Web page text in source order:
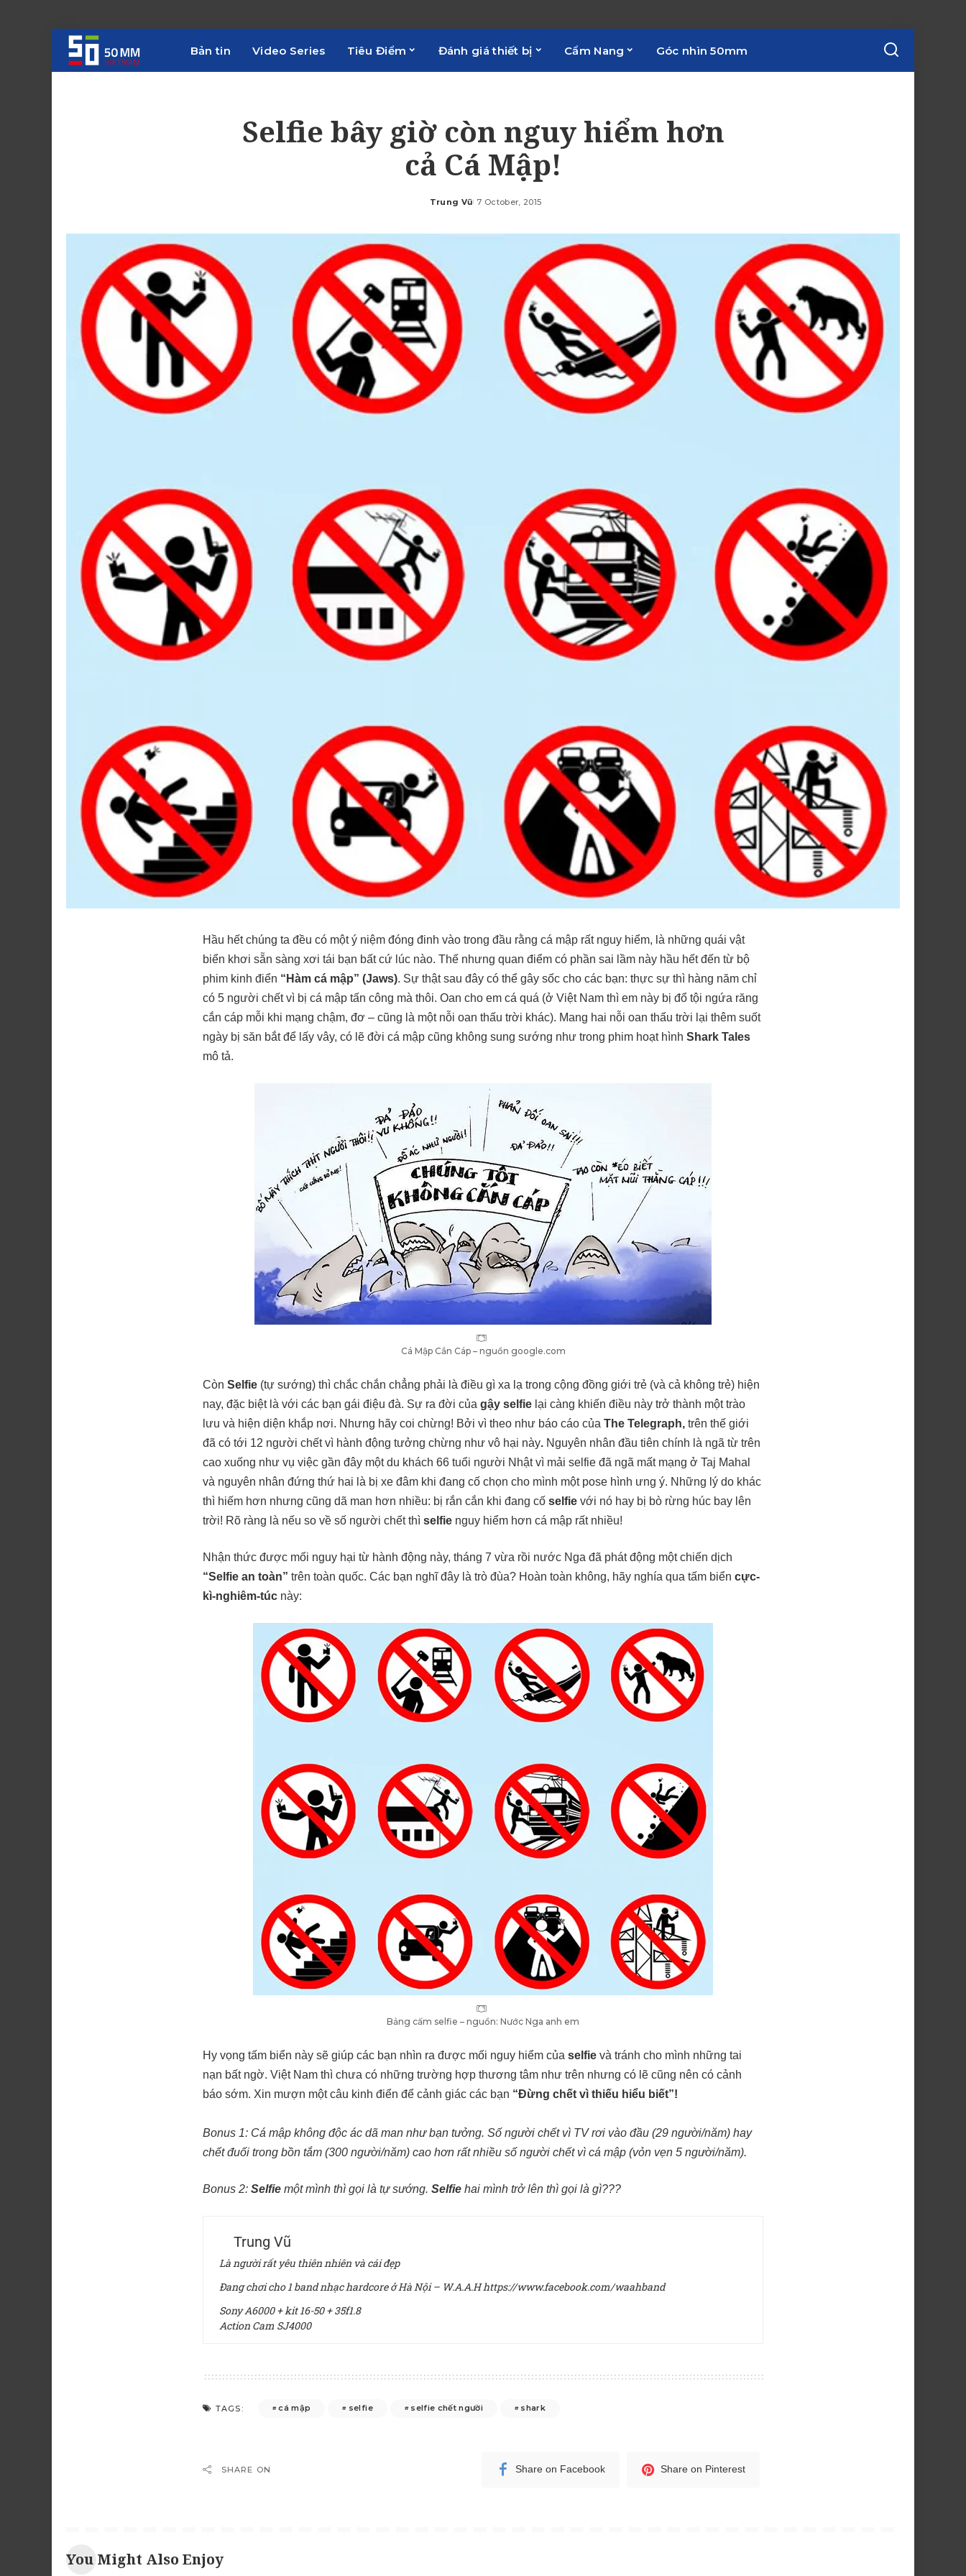
Bản tin Video Series Tiêu Điểm Đánh giá thiết bị Cẩm Nang Góc nhìn 50mm
Selfie bây giờ còn nguy hiểm hơn
cả Cá Mập!
Posted
Trung Vũ 7 October, 2015
Hầu hết chúng ta đều có một ý niệm đóng đinh vào trong đầu rằng cá mập rất nguy hiểm, là những quái vật
biển khơi sẵn sàng xơi tái bạn bất cứ lúc nào. Thế nhưng quan điểm có phần sai lầm này hầu hết đến từ bộ
phim kinh điển “Hàm cá mập” (Jaws). Sự thật sau đây có thể gây sốc cho các bạn: thực sự thì hàng năm chỉ
có 5 người chết vì bị cá mập tấn công mà thôi. Oan cho em cá quá (ở Việt Nam thì em này bị đổ tội ngứa răng
cắn cáp mỗi khi mạng chậm, đơ – cũng là một nỗi oan thấu trời khác). Mang hai nỗi oan thấu trời lại thêm suốt
ngày bị săn bắt để lấy vây, có lẽ đời cá mập cũng không sung sướng như trong phim hoạt hình Shark Tales
mô tả.
Cá Mập Cắn Cáp – nguồn google.com
Còn Selfie (tự sướng) thì chắc chắn chẳng phải là điều gì xa lạ trong cộng đồng giới trẻ (và cả không trẻ) hiện
nay, đặc biệt là với các bạn gái điệu đà. Sự ra đời của gậy selfie lại càng khiến điều này trở thành một trào
lưu và hiện diện khắp nơi. Nhưng hãy coi chừng! Bởi vì theo như báo cáo của The Telegraph, trên thế giới
đã có tới 12 người chết vì hành động tưởng chừng như vô hại này. Nguyên nhân đầu tiên chính là ngã từ trên
cao xuống như vụ việc gần đây một du khách 66 tuổi người Nhật vì mải selfie đã ngã mất mạng ở Taj Mahal
và nguyên nhân đứng thứ hai là bị xe đâm khi đang cố chọn cho mình một pose hình ưng ý. Những lý do khác
thì hiếm hơn nhưng cũng dã man hơn nhiều: bị rắn cắn khi đang cố selfie với nó hay bị bò rừng húc bay lên
trời! Rõ ràng là nếu so về số người chết thì selfie nguy hiểm hơn cá mập rất nhiều!
Nhận thức được mối nguy hại từ hành động này, tháng 7 vừa rồi nước Nga đã phát động một chiến dịch
“Selfie an toàn” trên toàn quốc. Các bạn nghĩ đây là trò đùa? Hoàn toàn không, hãy nghía qua tấm biển cực-
kì-nghiêm-túc này:
Bảng cấm selfie – nguồn: Nước Nga anh em
Hy vọng tấm biển này sẽ giúp các bạn nhìn ra được mối nguy hiểm của selfie và tránh cho mình những tai
nạn bất ngờ. Việt Nam thì chưa có những trường hợp thương tâm như trên nhưng có lẽ cũng nên có cảnh
báo sớm. Xin mượn một câu kinh điển để cảnh giác các bạn “Đừng chết vì thiếu hiểu biết”!
Bonus 1: Cá mập không độc ác dã man như bạn tưởng. Số người chết vì TV rơi vào đầu (29 người/năm) hay
chết đuối trong bồn tắm (300 người/năm) cao hơn rất nhiều số người chết vì cá mập (vỏn vẹn 5 người/năm).
Bonus 2: Selfie một mình thì gọi là tự sướng. Selfie hai mình trở lên thì gọi là gì???
Trung Vũ
Là người rất yêu thiên nhiên và cái đẹp
Đang chơi cho 1 band nhạc hardcore ở Hà Nội – W.A.A.H https://www.facebook.com/waahband
Sony A6000 + kit 16-50 + 35f1.8
Action Cam SJ4000
TAGS: cá mập selfie selfie chết người shark
SHARE ON Share on Facebook Share on Pinterest
You Might Also Enjoy